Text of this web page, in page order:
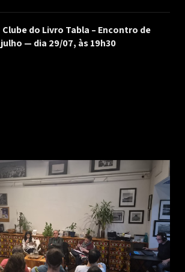
Clube do Livro Tabla – Encontro de
julho — dia 29/07, às 19h30